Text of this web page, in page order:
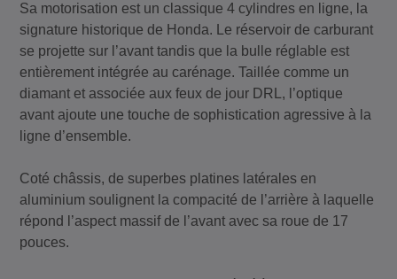
Sa motorisation est un classique 4 cylindres en ligne, la
signature historique de Honda. Le réservoir de carburant
se projette sur l’avant tandis que la bulle réglable est
entièrement intégrée au carénage. Taillée comme un
diamant et associée aux feux de jour DRL, l’optique
avant ajoute une touche de sophistication agressive à la
ligne d’ensemble.
Coté châssis, de superbes platines latérales en
aluminium soulignent la compacité de l’arrière à laquelle
répond l’aspect massif de l’avant avec sa roue de 17
pouces.